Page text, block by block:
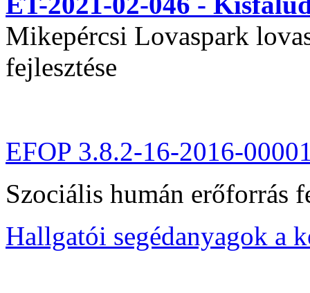
Mikepércsi Lovaspark
fejlesztése
EFOP 3.8.2-16-2016-
Szociális humán erőforrás
Hallgatói segédanyagok a